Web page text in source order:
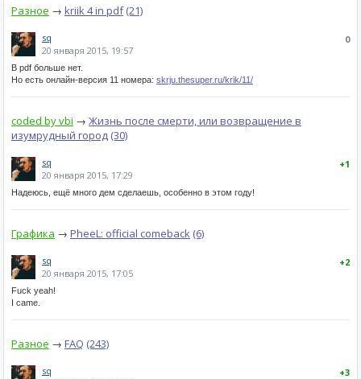
Разное → kriik 4 in pdf (21)
0
sq
20 января 2015, 19:57
В pdf больше нет.
Но есть онлайн-версия 11 номера: skrju.thesuper.ru/krik/11/
coded by vbi → Жизнь после смерти, или возвращение в
изумрудный город (30)
+1
sq
20 января 2015, 17:29
Надеюсь, ещё много дем сделаешь, особенно в этом году!
Графика → PheeL: official comeback (6)
+2
sq
20 января 2015, 17:05
Fuck yeah!
I came.
Разное → FAQ (243)
+3
sq